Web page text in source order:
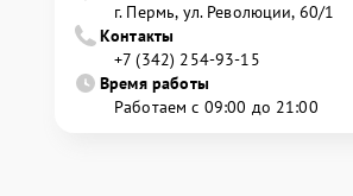
г. Пермь, ул. ​Революции, 60/1
Контакты
+7 (342) 254-93-15
Время работы
Работаем с 09:00 до 21:00